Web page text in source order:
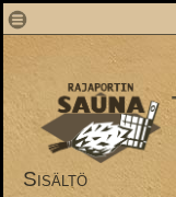
1
Sisältö